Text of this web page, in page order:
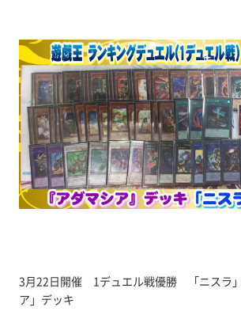
3月22日開催 1デュエル戦優勝 「ニスラ
ア」デッキ